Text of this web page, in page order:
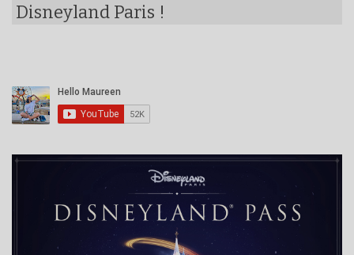
Disneyland Paris !